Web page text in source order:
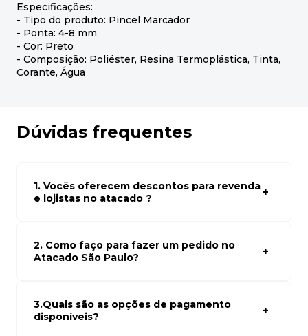
Especificações:
- Tipo do produto: Pincel Marcador
- Ponta: 4-8 mm
- Cor: Preto
- Composição: Poliéster, Resina Termoplástica, Tinta,
Corante, Água
Dúvidas frequentes
1. Vocês oferecem descontos para revenda
e lojistas no atacado ?
atacado empresas e compre com os melhores preços
para seu modelo de negócio
2. Como faço para fazer um pedido no
Atacado São Paulo?
carrinho. Em seguida, siga as instruções para finalizar a
compra. Se precisar de ajuda, nossa equipe de suporte
está à disposição para auxiliá-lo.
3.Quais são as opções de pagamento
disponíveis?